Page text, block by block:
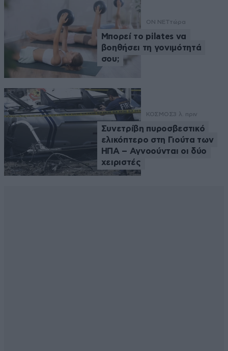
ON NETτώρα
Μπορεί το pilates να
βοηθήσει τη γονιμότητά
σου;
ΚΟΣΜΟΣ3 λ. πριν
Συνετρίβη πυροσβεστικό
ελικόπτερο στη Γιούτα των
ΗΠΑ – Αγνοούνται οι δύο
χειριστές